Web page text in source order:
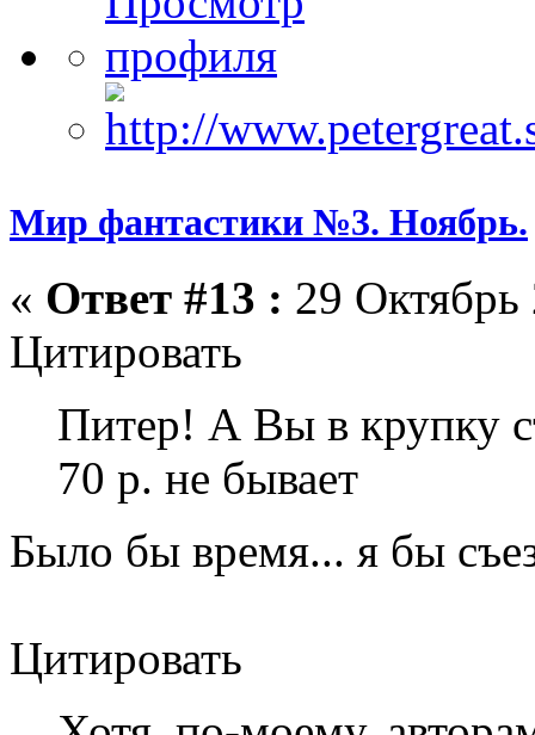
Мир фантастики №3. Ноябрь.
« Ответ #13 : 29
Цитировать
Питер! А Вы в крупку
70 р. не бывает
Было бы время... я бы
Цитировать